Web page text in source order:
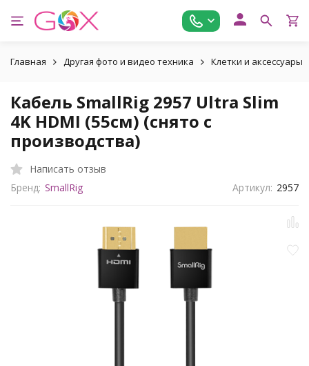
Главная Другая фото и видео техника Клетки и аксессуары
Кабель SmallRig 2957 Ultra Slim
4K HDMI (55см) (снято с
производства)
Написать отзыв
Бренд: SmallRig Артикул: 2957